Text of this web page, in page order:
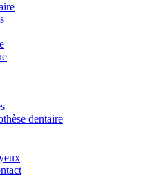
dentaire